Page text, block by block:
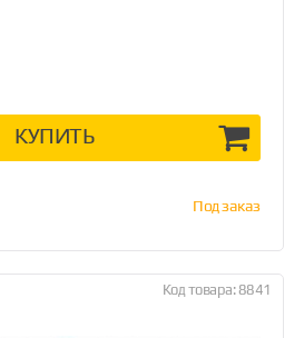
КУПИТЬ
Под заказ
Код товара: 8841